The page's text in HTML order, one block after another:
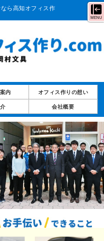
ら高知オフィス作
MENU
内 オフィス作りの想い
会社概要